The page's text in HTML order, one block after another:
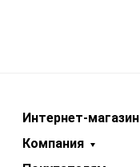
Интернет-магазин
Компания